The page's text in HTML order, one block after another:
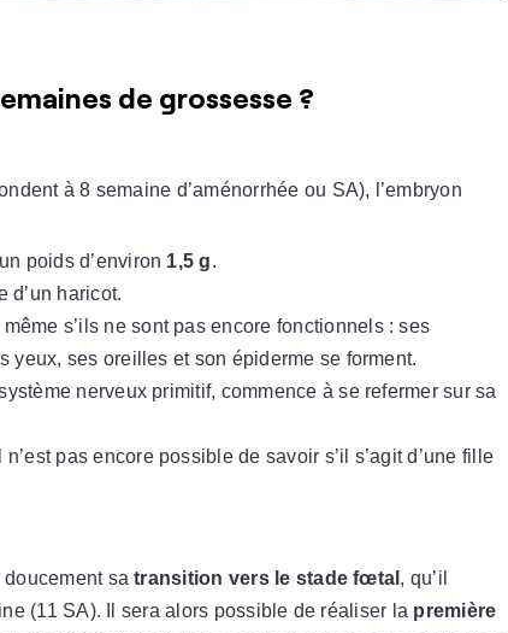
de grossesse ?
à 8 semaine d’aménorrhée ou SA), l’embryon
poids d’environ 1,5 g.
d’un haricot.
même s’ils ne sont pas encore fonctionnels : ses
yeux, ses oreilles et son épiderme se forment.
nerveux primitif, commence à se refermer sur sa
n’est pas encore possible de savoir s’il s’agit d’une fille
doucement satransition vers le stade fœtal , qu’il
(11 SA). Il sera alors possible de réaliser la première